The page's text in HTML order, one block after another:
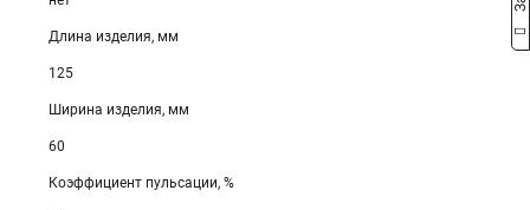
Длина изделия, мм
125
Ширина изделия, мм
60
Коэффициент пульсации, %